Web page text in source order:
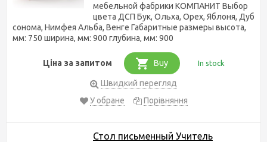
мебельной фабрики КОМПАНИТ Выбор
цвета ДСП Бук, Ольха, Орех, Яблоня, Дуб
сонома, Нимфея Альба, Венге Габаритные размеры высота,
мм: 750 ширина, мм: 900 глубина, мм: 900
Ціна за запитом Buy In stock
Швидкий перегляд
У обране
Порівняння
Стол письменный Учитель